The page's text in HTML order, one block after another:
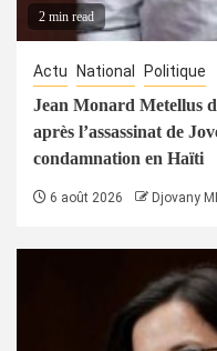
2 min read
Actu National Politique
Jean Monard Metellus
après l’assassinat de
condamnation en Haïti
6 août 2026 Djovany